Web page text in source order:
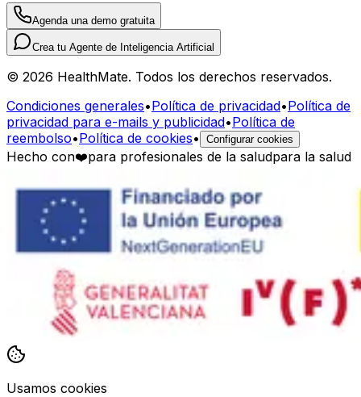
Agenda una demo gratuita
Crea tu Agente de Inteligencia Artificial
© 2026 HealthMate. Todos los derechos reservados.
Condiciones generales•Política de privacidad•Política de
privacidad para e-mails y publicidad•Política de
reembolso•Política de cookies• Configurar cookies
Hecho con❤️para profesionales de la saludpara la salud
Usamos cookies